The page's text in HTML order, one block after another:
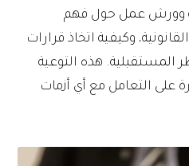
وورش عمل حول فهم
وكيفية اتخاذ قرارات
المستقبلية. هذه التوعية
على التعامل مع أي أزمات